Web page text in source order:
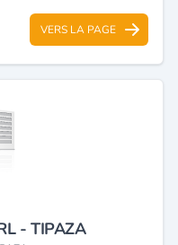
VERS LA PAGE
- TIPAZA